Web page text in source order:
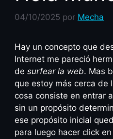
04/10/2025 por Mecha
Hay un concepto que
Internet me pareció
de surfear la web. Mas
que estoy más cerca de
cosa consiste en entrar
sin un propósito
ese propósito inicial
para luego hacer click